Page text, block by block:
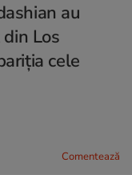
au
Los
cele
Comentează